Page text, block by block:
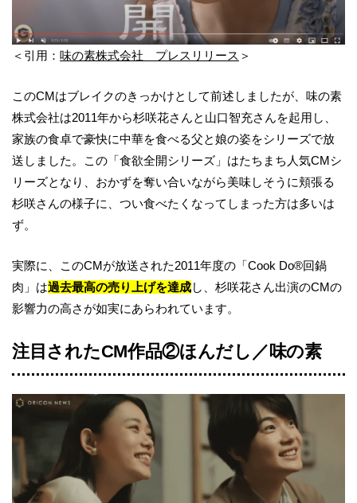
＜引用： 味の素株式会社 プレスリリース ＞
このCMはブレイクのきっかけとして前述しましたが、味の素
株式会社は2011年から杉咲花さんと山口智充さんを起用し、
家族の食卓で豪快に中華を食べる父と娘の姿をシリーズで放
送しました。この「食欲全開シリーズ」はたちまち人気CMシ
リーズとなり、おかずを奪い合いながら美味しそうに頬張る
杉咲さんの様子に、つい食べたくなってしまった方は多いは
ず。
実際に、このCMが放送された2011年度の「Cook Do®回鍋
肉」は過去最高の売り上げを達成し、杉咲花さん出演のCMの
影響力の高さが如実にあらわれています。
注目されたCM作品②ほんだし／味の素